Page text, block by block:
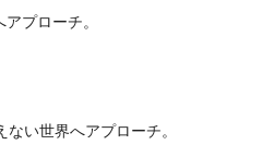
プローチ。
い世界へアプローチ。